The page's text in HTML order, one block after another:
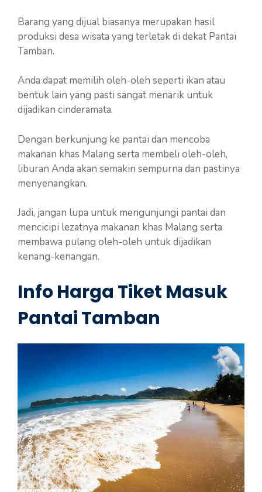
Barang yang dijual biasanya merupakan hasil
produksi desa wisata yang terletak di dekat Pantai
Tamban.
Anda dapat memilih oleh-oleh seperti ikan atau
bentuk lain yang pasti sangat menarik untuk
dijadikan cinderamata.
Dengan berkunjung ke pantai dan mencoba
makanan khas Malang serta membeli oleh-oleh,
liburan Anda akan semakin sempurna dan pastinya
menyenangkan.
Jadi, jangan lupa untuk mengunjungi pantai dan
mencicipi lezatnya makanan khas Malang serta
membawa pulang oleh-oleh untuk dijadikan
kenang-kenangan.
Info Harga Tiket Masuk
Pantai Tamban